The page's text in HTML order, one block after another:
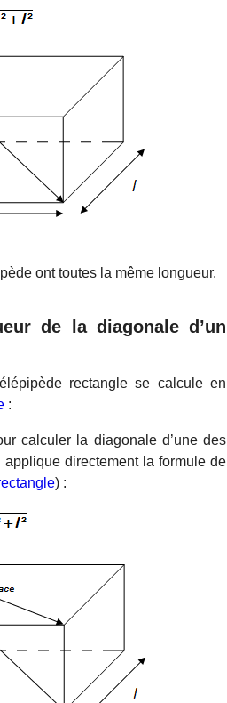
ont toutes la même longueur.
de la diagonale d’un
rectangle se calcule en
:
calculer la diagonale d’une des
directement la formule de
) :